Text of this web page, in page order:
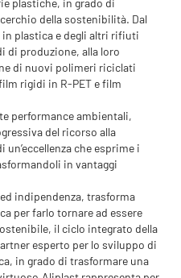
plastiche, in grado di
della sostenibilità. Dal
in plastica e degli altri rifiuti
di produzione, alla loro
di nuovi polimeri riciclati
rigidi in R-PET e film
performance ambientali,
del ricorso alla
che esprime i
in vantaggi
indipendenza, trasforma
per farlo tornare ad essere
il ciclo integrato della
esperto per lo sviluppo di
in grado di trasformare una